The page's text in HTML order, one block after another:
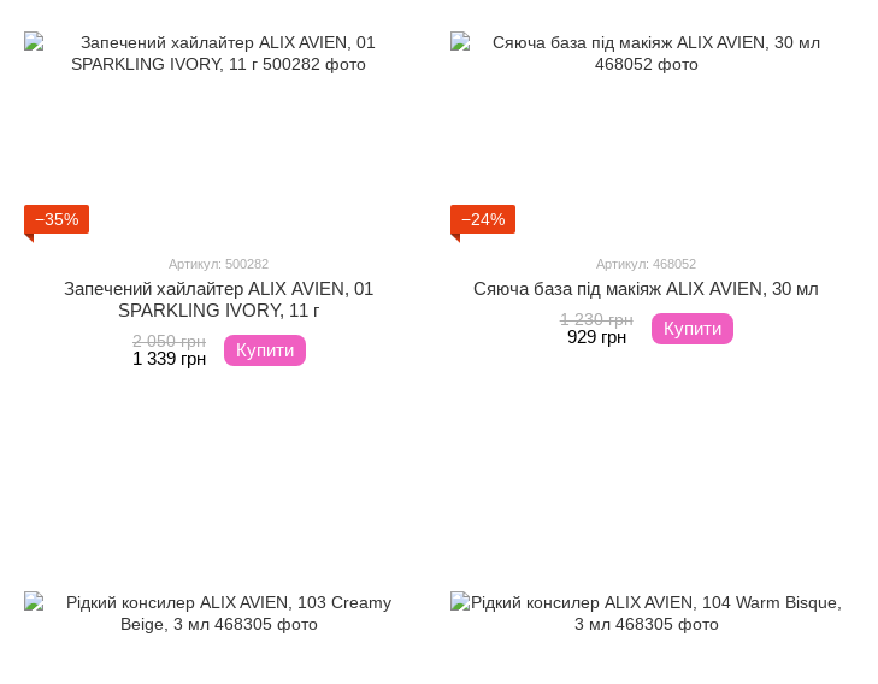
−35%
Артикул: 500282
Запечений хайлайтер ALIX AVIEN, 01
SPARKLING IVORY, 11 г
2 050 грн
1 339 грн Купити
−24%
Артикул: 468052
Сяюча база під макіяж ALIX AVIEN, 30 мл
1 230 грн
929 грн Купити